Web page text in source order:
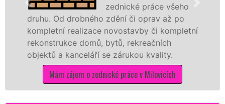
zednické práce všeho
Od drobného zdění či oprav až po
realizace novostavby či kompletní
domů, bytů, rekreačních
a kanceláří se zárukou kvality.
Mám zájem o zednické práce v Milovicích